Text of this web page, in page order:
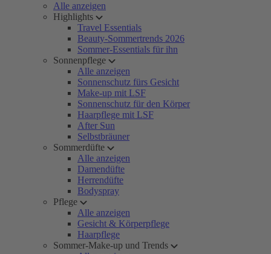
Alle anzeigen
Highlights
Travel Essentials
Beauty-Sommertrends 2026
Sommer-Essentials für ihn
Sonnenpflege
Alle anzeigen
Sonnenschutz fürs Gesicht
Make-up mit LSF
Sonnenschutz für den Körper
Haarpflege mit LSF
After Sun
Selbstbräuner
Sommerdüfte
Alle anzeigen
Damendüfte
Herrendüfte
Bodyspray
Pflege
Alle anzeigen
Gesicht & Körperpflege
Haarpflege
Sommer-Make-up und Trends